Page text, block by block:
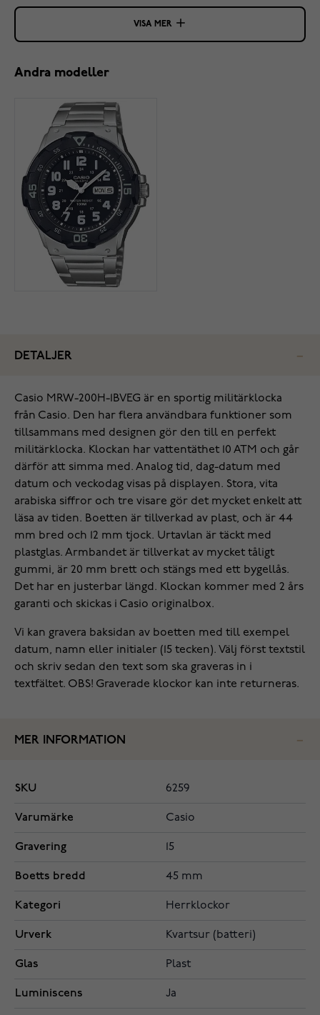
VISA MER
Andra modeller
DETALJER
Casio MRW-200H-1BVEG är en sportig militärklocka
från Casio. Den har flera användbara funktioner som
tillsammans med designen gör den till en perfekt
militärklocka. Klockan har vattentäthet 10 ATM och går
därför att simma med. Analog tid, dag-datum med
datum och veckodag visas på displayen. Stora, vita
arabiska siffror och tre visare gör det mycket enkelt att
läsa av tiden. Boetten är tillverkad av plast, och är 44
mm bred och 12 mm tjock. Urtavlan är täckt med
plastglas. Armbandet är tillverkat av mycket tåligt
gummi, är 20 mm brett och stängs med ett bygellås.
Det har en justerbar längd. Klockan kommer med 2 års
garanti och skickas i Casio originalbox.
Vi kan gravera baksidan av boetten med till exempel
datum, namn eller initialer (15 tecken). Välj först textstil
och skriv sedan den text som ska graveras in i
textfältet. OBS! Graverade klockor kan inte returneras.
MER INFORMATION
SKU 6259
Varumärke Casio
Gravering 15
Boetts bredd 45 mm
Kategori Herrklockor
Urverk Kvartsur (batteri)
Glas Plast
Luminiscens Ja